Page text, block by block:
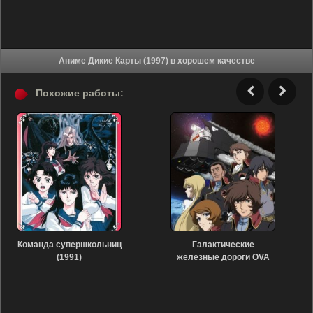
Аниме Дикие Карты (1997) в хорошем качестве
Похожие работы:
Команда супершкольниц
(1991)
Галактические
железные дороги OVA